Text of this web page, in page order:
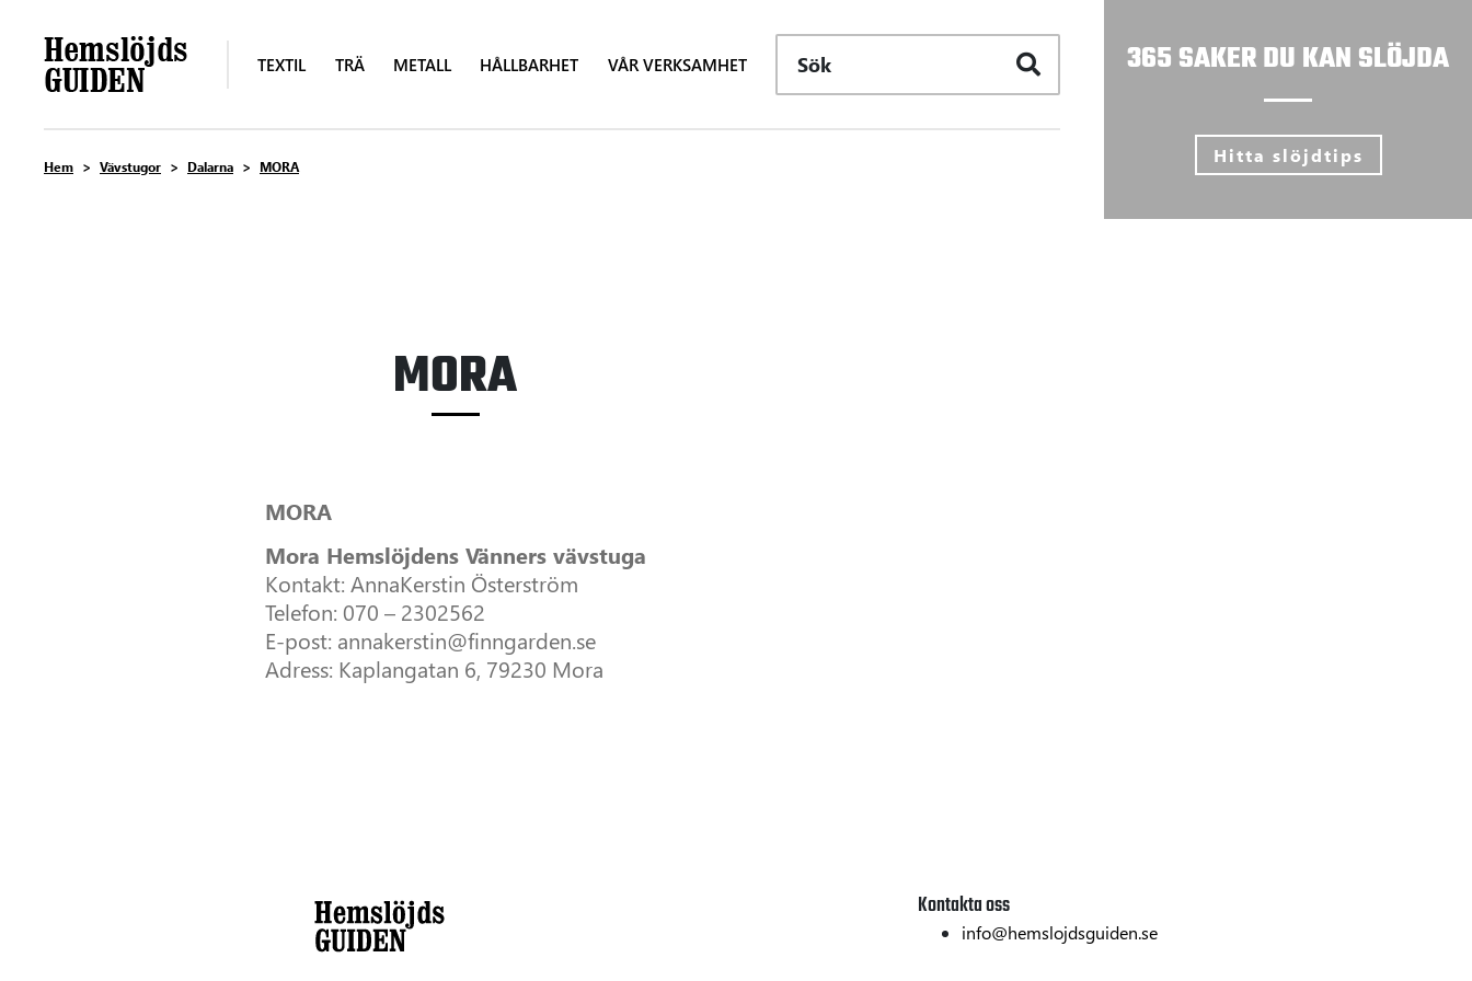
TEXTIL TRÄ METALL HÅLLBARHET VÅR VERKSAMHET Sök
Hem Vävstugor Dalarna MORA
365 SAKER DU KAN SLÖJDA
Hitta slöjdtips
MORA
MORA
Mora Hemslöjdens Vänners vävstuga
Kontakt: AnnaKerstin Österström
Telefon: 070 – 2302562
E-post: annakerstin@finngarden.se
Adress: Kaplangatan 6, 79230 Mora
Kontakta oss
info@hemslojdsguiden.se